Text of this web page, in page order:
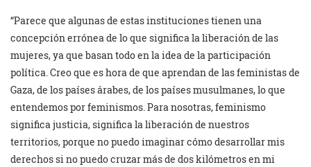
“Parece que algunas de estas instituciones tienen una
concepción errónea de lo que significa la liberación de las
mujeres, ya que basan todo en la idea de la participación
política. Creo que es hora de que aprendan de las feministas de
Gaza, de los países árabes, de los países musulmanes, lo que
entendemos por feminismos. Para nosotras, feminismo
significa justicia, significa la liberación de nuestros
territorios, porque no puedo imaginar cómo desarrollar mis
derechos si no puedo cruzar más de dos kilómetros en mi